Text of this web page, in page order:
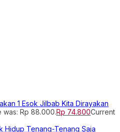
Esok Jilbab Kita Dirayakan
was: Rp 88.000.Rp 74.800Current